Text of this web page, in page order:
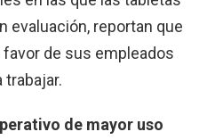
evaluación, reportan que
de sus empleados
trabajar.
de mayor uso